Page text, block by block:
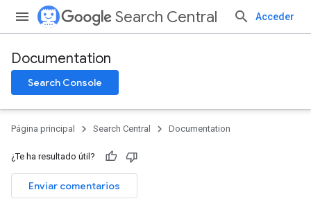
Search Central Acceder
Documentation
Search Console
Página principal Search Central Documentation
¿Te ha resultado útil?
Enviar comentarios